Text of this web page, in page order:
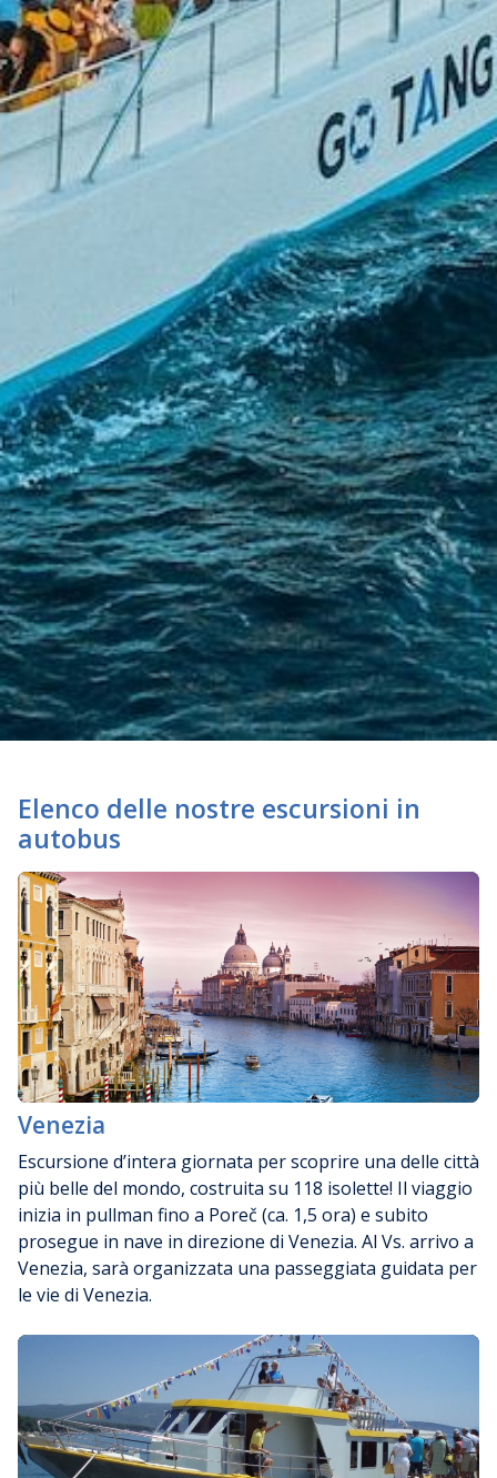
Elenco delle nostre escursioni in
autobus
Venezia
Escursione d’intera giornata per scoprire una delle città
più belle del mondo, costruita su 118 isolette! Il viaggio
inizia in pullman fino a Poreč (ca. 1,5 ora) e subito
prosegue in nave in direzione di Venezia. Al Vs. arrivo a
Venezia, sarà organizzata una passeggiata guidata per
le vie di Venezia.